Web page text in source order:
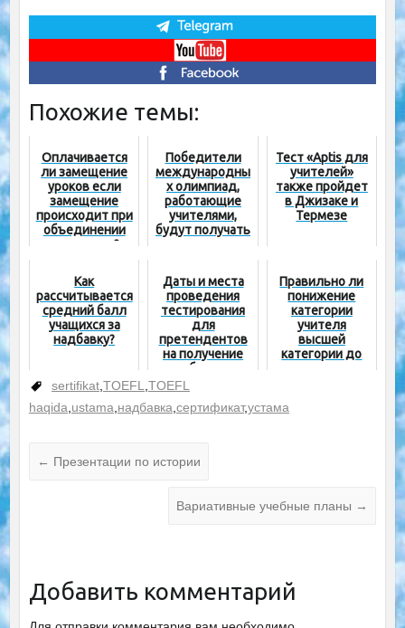
Похожие темы:
Оплачивается
ли замещение
уроков если
замещение
происходит при
объединении
двух групп?
Победители
международны
х олимпиад,
работающие
учителями,
будут получать
размере 150
процентов
Тест «Aptis для
учителей»
также пройдет
в Джизаке и
Термезе
Как
рассчитывается
средний балл
учащихся за
надбавку?
Даты и места
проведения
тестирования
для
претендентов
на получение
надбавки из
Фонда
Правильно ли
понижение
категории
учителя
высшей
категории до
sertifikat, TOEFL TOEFL
haqida ustama надбавка сертификат,устама
← Презентации по истории
Вариативные учебные планы →
Добавить комментарий